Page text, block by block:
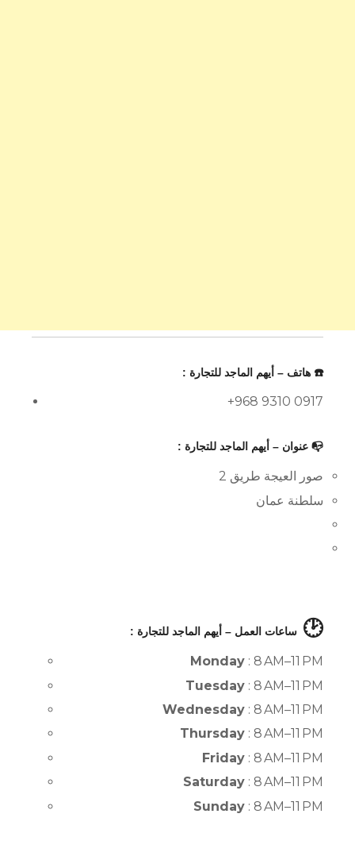
☎️ هاتف – أيهم الماجد للتجارة :
+968 9310 0917
📭 عنوان – أيهم الماجد للتجارة :
صور العيجة طريق 2
سلطنة عمان
🕑 ساعات العمل – أيهم الماجد للتجارة :
Monday : 8 AM–11 PM
Tuesday : 8 AM–11 PM
Wednesday : 8 AM–11 PM
Thursday : 8 AM–11 PM
Friday : 8 AM–11 PM
Saturday : 8 AM–11 PM
Sunday : 8 AM–11 PM